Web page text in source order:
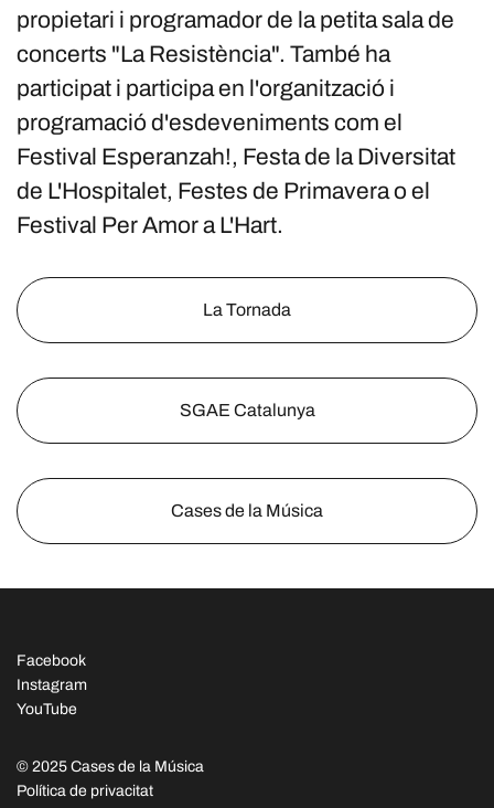
propietari i programador de la petita sala de
concerts "La Resistència". També ha
participat i participa en l'organització i
programació d'esdeveniments com el
Festival Esperanzah!, Festa de la Diversitat
de L'Hospitalet, Festes de Primavera o el
Festival Per Amor a L'Hart.
La Tornada
SGAE Catalunya
Cases de la Música
Facebook
Instagram
YouTube
© 2025 Cases de la Música
Política de privacitat